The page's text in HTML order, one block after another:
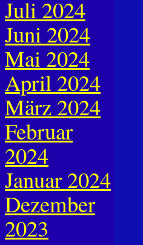
Juli 2024
Juni 2024
Mai 2024
April 2024
März 2024
Februar
2024
Januar 2024
Dezember
2023